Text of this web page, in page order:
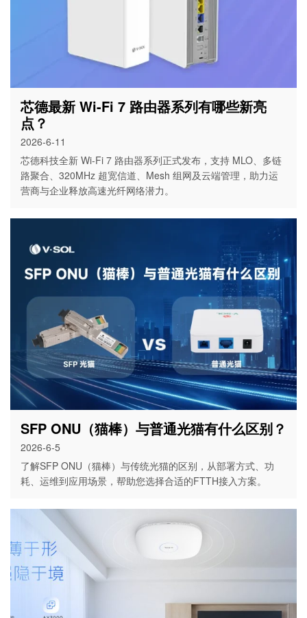
芯德最新 Wi-Fi 7 路由器系列有哪些新亮
点？
2026-6-11
芯德科技全新 Wi-Fi 7 路由器系列正式发布，支持 MLO、多链
路聚合、320MHz 超宽信道、Mesh 组网及云端管理，助力运
营商与企业释放高速光纤网络潜力。
SFP ONU（猫棒）与普通光猫有什么区别？
2026-6-5
了解SFP ONU（猫棒）与传统光猫的区别，从部署方式、功
耗、运维到应用场景，帮助您选择合适的FTTH接入方案。